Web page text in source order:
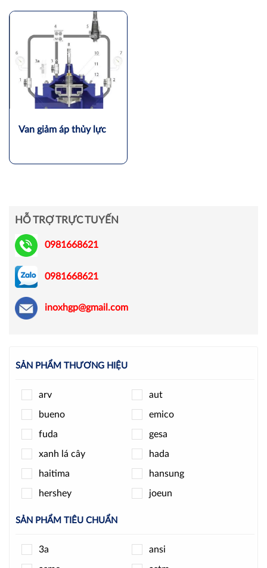
Van giảm áp thủy lực
HỖ TRỢ TRỰC TUYẾN
0981668621
0981668621
inoxhgp@gmail.com
SẢN PHẨM THƯƠNG HIỆU
arv aut
bueno emico
fuda gesa
xanh lá cây hada
haitima hansung
hershey joeun
jpls
minh hòa ode
SẢN PHẨM TIÊU CHUẨN
3a ansi